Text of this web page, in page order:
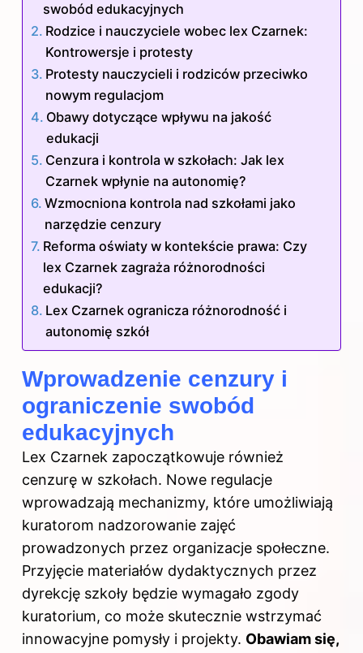
swobód edukacyjnych
Rodzice i nauczyciele wobec lex Czarnek:
Kontrowersje i protesty
Protesty nauczycieli i rodziców przeciwko
nowym regulacjom
Obawy dotyczące wpływu na jakość
edukacji
Cenzura i kontrola w szkołach: Jak lex
Czarnek wpłynie na autonomię?
Wzmocniona kontrola nad szkołami jako
narzędzie cenzury
Reforma oświaty w kontekście prawa: Czy
lex Czarnek zagraża różnorodności
edukacji?
Lex Czarnek ogranicza różnorodność i
autonomię szkół
Wprowadzenie cenzury i
ograniczenie swobód
edukacyjnych
Lex Czarnek zapoczątkowuje również
cenzurę w szkołach. Nowe regulacje
wprowadzają mechanizmy, które umożliwiają
kuratorom nadzorowanie zajęć
prowadzonych przez organizacje społeczne.
Przyjęcie materiałów dydaktycznych przez
dyrekcję szkoły będzie wymagało zgody
kuratorium, co może skutecznie wstrzymać
innowacyjne pomysły i projekty. Obawiam się,